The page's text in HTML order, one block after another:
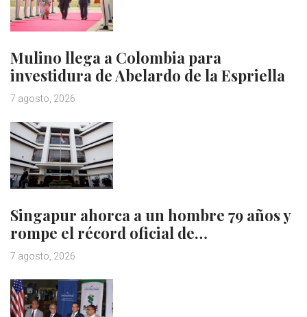
Mulino llega a Colombia para
investidura de Abelardo de la Espriella
7 agosto, 2026
Singapur ahorca a un hombre 79 años y
rompe el récord oficial de…
7 agosto, 2026